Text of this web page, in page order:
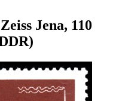
Jena, 110